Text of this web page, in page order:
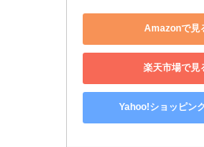
Amazonで見
楽天市場で見
Yahoo!ショッピン